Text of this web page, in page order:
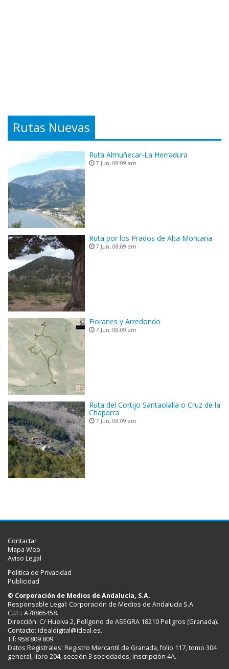
Rutas Nuevas
Ruta Almuñecar-La Herradura
7 Jun, 08:09 am
Ruta por los Prados de Alta Montaña
7 Jun, 08:09 am
Floranes y Arredondo
7 Jun, 08:09 am
Ruta del Cortijo Santaolalla o Cruz de la
Chaparra
7 Jun, 08:09 am
Contactar
Mapa Web
Aviso Legal
Politica de Privacidad
Publicidad
© Corporación de Medios de Andalucía, S.A.
Responsable Legal: Corporación de Medios de Andalucía S.A.
C.I.F.: A78865458.
Dirección: C/ Huelva 2, Polígono de ASEGRA 18210 Peligros (Granada).
Contacto: idealdigital@ideal.es.
Tlf: 958 809 809.
Datos Registrales: Registro Mercantil de Granada, folio 117, tomo 304
general, libro 204, sección 3 sociedades, inscripción 4A.